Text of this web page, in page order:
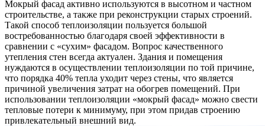
Мокрый фасад активно используются в высотном и частном
строительстве, а также при реконструкции старых строений.
Такой способ теплоизоляции пользуется большой
востребованностью благодаря своей эффективности в
сравнении с «сухим» фасадом. Вопрос качественного
утепления стен всегда актуален. Здания и помещения
нуждаются в осуществлении теплоизоляции по той причине,
что порядка 40% тепла уходит через стены, что является
причиной увеличения затрат на обогрев помещений. При
использовании теплоизоляции «мокрый фасад» можно свести
тепловые потери к минимуму, при этом придав строению
привлекательный внешний вид.